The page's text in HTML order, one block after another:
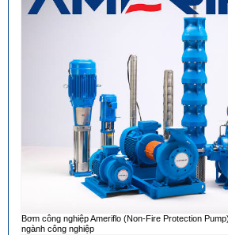
Bơm công nghiệp Ameriflo (Non-Fire Protection
ngành công nghiệp